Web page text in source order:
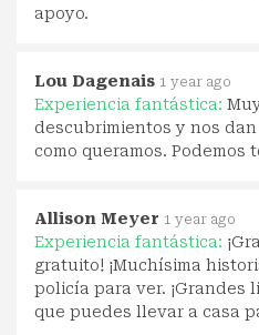
apoyo.
Lou Dagenais 1 year ago
Experiencia fantástica:
descubrimientos y nos
como queramos. Podemos
Allison Meyer 1 year ago
Experiencia fantástica:
gratuito! ¡Muchísima
policía para ver. ¡Grandes
que puedes llevar a casa